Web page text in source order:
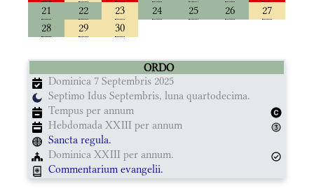
21
22 23 24 25 26
27
28
29 30
ORDO
Dominica 7 Septembris 2025
Septimo Idus Septembris, luna quartodecima.
Tempus per annum
Hebdomada XXIII per annum
Sancta regula.
Dominica XXIII per annum.
Commentarium evangelii.